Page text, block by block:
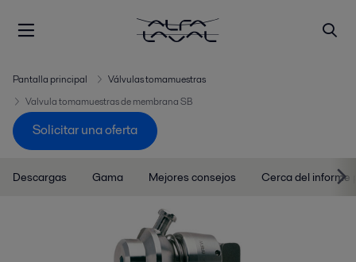
Pantalla principal
Válvulas tomamuestras
Valvula tomamuestras de membrana SB
Solicitar una oferta
Descargas Gama Mejores consejos Cerca del informe